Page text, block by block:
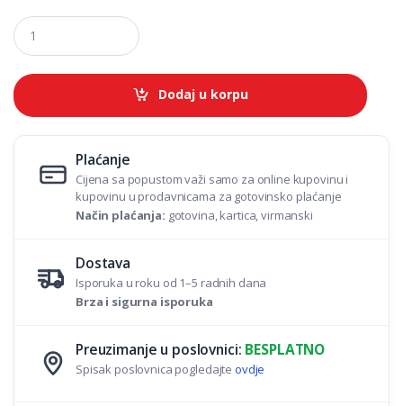
Q
u
a
t
i
Dodaj u korpu
Plaćanje
Cijena sa popustom važi samo za online kupovinu i
kupovinu u prodavnicama za gotovinsko plaćanje
Način plaćanja: gotovina, kartica, virmanski
Dostava
Isporuka u roku od 1–5 radnih dana
Brza i sigurna isporuka
Preuzimanje u poslovnici: BESPLATNO
Spisak poslovnica pogledajte ovdje